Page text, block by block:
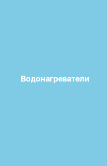
Водонагреватели